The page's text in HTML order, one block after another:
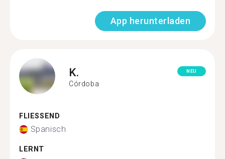
App herunterladen
K.
Córdoba
NEU
FLIESSEND
Spanisch
LERNT